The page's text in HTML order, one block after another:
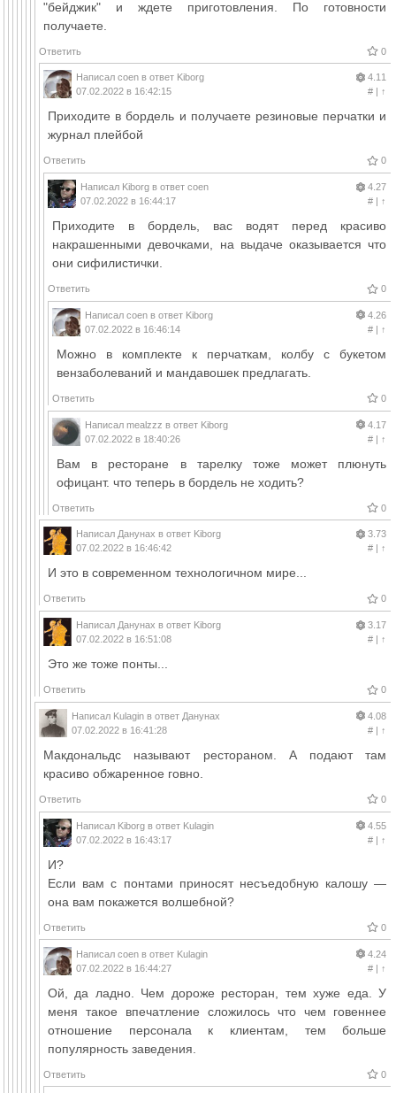
"бейджик" и ждете приготовления. По готовности
получаете.
Ответить 0
Написал coen в ответ Kiborg
07.02.2022 в 16:42:15
4.11
#| ↑
Приходите в бордель и получаете резиновые перчатки и
журнал плейбой
Ответить 0
Написал Kiborg в ответ coen
07.02.2022 в 16:44:17
4.27
#| ↑
Приходите в бордель, вас водят перед красиво
накрашенными девочками, на выдаче оказывается что
они сифилистички.
Ответить 0
Написал coen в ответ Kiborg
07.02.2022 в 16:46:14
4.26
#| ↑
Можно в комплекте к перчаткам, колбу с букетом
вензаболеваний и мандавошек предлагать.
Ответить 0
Написал mealzzz в ответ Kiborg
07.02.2022 в 18:40:26
4.17
#| ↑
Вам в ресторане в тарелку тоже может плюнуть
офицант. что теперь в бордель не ходить?
Ответить 0
Написал Данунах в ответ Kiborg
07.02.2022 в 16:46:42
3.73
#| ↑
И это в современном технологичном мире...
Ответить 0
Написал Данунах в ответ Kiborg
07.02.2022 в 16:51:08
3.17
#| ↑
Это же тоже понты...
Ответить 0
Написал Kulagin в ответ Данунах
07.02.2022 в 16:41:28
4.08
#| ↑
Макдональдс называют рестораном. А подают там
красиво обжаренное говно.
Ответить 0
Написал Kiborg в ответ Kulagin
07.02.2022 в 16:43:17
4.55
#| ↑
И?
Если вам с понтами приносят несъедобную калошу —
она вам покажется волшебной?
Ответить 0
Написал coen в ответ Kulagin
07.02.2022 в 16:44:27
4.24
#| ↑
Ой, да ладно. Чем дороже ресторан, тем хуже еда. У
меня такое впечатление сложилось что чем говеннее
отношение персонала к клиентам, тем больше
популярность заведения.
Ответить 0